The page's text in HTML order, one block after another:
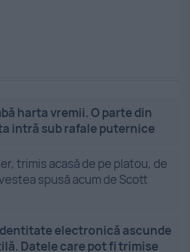
harta vremii. O parte din
intră sub rafale puternice
trimis acasă de pe platou, de
spusă acum de Scott
electronică ascunde
Datele care pot fi trimise